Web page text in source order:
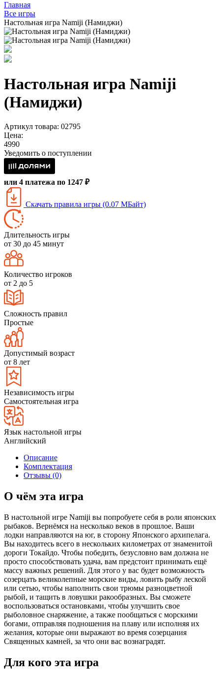
Главная
Все игры
Настольная игра Namiji (Намиджи)
Настольная игра Namiji
(Намиджи)
Артикул товара: 02795
Цена:
4990
Уведомить о поступлении
или 4 платежа по 1247 ₽
Скачать правила игры (0.07 МБайт)
Длительность игры
от 30 до 45 минут
Количество игроков
от 2 до 5
Сложность правил
Простые
Допустимый возраст
от 8 лет
Независимость игры
Самостоятельная игра
Язык настольной игры
Английский
Описание
Комплектация
Отзывы (0)
О чём эта игра
В настольной игре Namiji вы попробуете себя в роли японских
рыбаков. Вернёмся на несколько веков в прошлое. Ваши
лодки направляются на юг, в сторону Японского архипелага.
Вы находитесь всего в нескольких километрах от знаменитой
дороги Токайдо. Чтобы победить, безусловно вам должна не
просто способствовать удача, вам предстоит принимать ещё
массу важных решений. Для этого у вас будет возможность
созерцать великолепные морские виды, ловить рыбу леской
или сетью, чтобы наполнить свои трюмы разноцветной
рыбой, и тащить в ловушки ракообразных. Вы сможете
воспользоваться остановками, чтобы улучшить свое
рыболовное снаряжение, а также пообщаться с морскими
богами, отправляя подношения на плаву или исполняя их
желания, которые они выражают во время созерцания
Священных камней, за что они вас вознаградят.
Для кого эта игра